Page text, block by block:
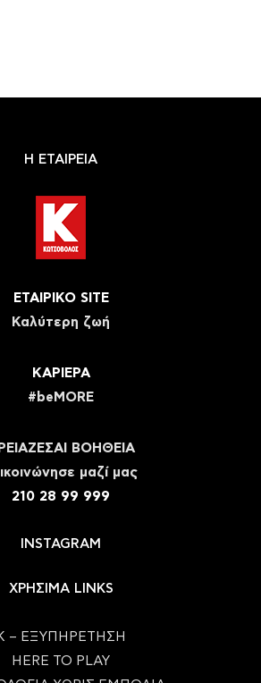
Η ΕΤΑΙΡΕΙΑ
ΕΤΑΙΡΙΚΟ SITE
Καλύτερη ζωή
ΚΑΡΙΕΡΑ
#beMORE
ΒΟΗΘΕΙΑ
μαζί μας
210 28 99 999
INSTAGRAM
ΧΡΗΣΙΜΑ LINKS
– ΕΞΥΠΗΡΕΤΗΣΗ
HERE TO PLAY